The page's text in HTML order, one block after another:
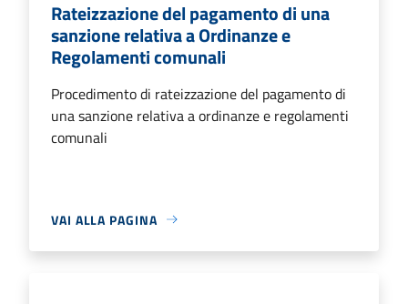
Rateizzazione del pagamento di una
sanzione relativa a Ordinanze e
Regolamenti comunali
Procedimento di rateizzazione del pagamento di
una sanzione relativa a ordinanze e regolamenti
comunali
VAI ALLA PAGINA